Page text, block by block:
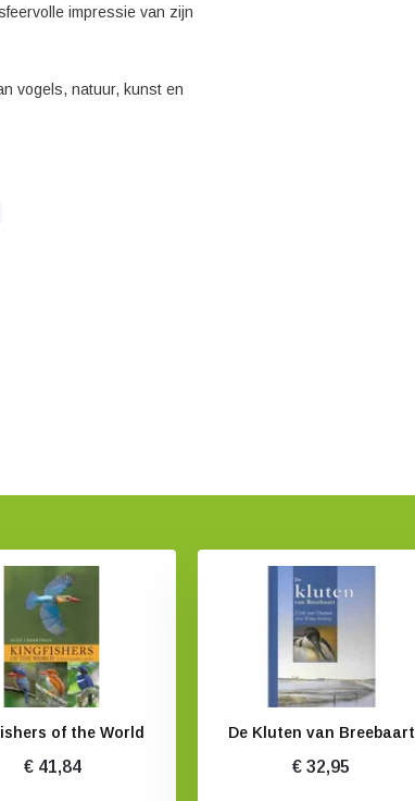
impressie van zijn
vogels, natuur, kunst en
of the World
€ 41,84
De Kluten van Breebaart
€ 32,95